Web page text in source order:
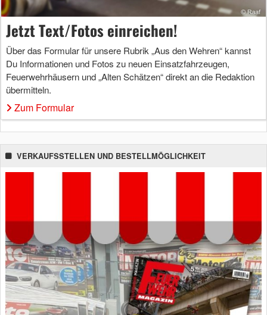
Jetzt Text/Fotos einreichen!
Über das Formular für unsere Rubrik „Aus den Wehren“ kannst
Du Informationen und Fotos zu neuen Einsatzfahrzeugen,
Feuerwehrhäusern und „Alten Schätzen“ direkt an die Redaktion
übermitteln.
Zum Formular
VERKAUFSSTELLEN UND BESTELLMÖGLICHKEIT